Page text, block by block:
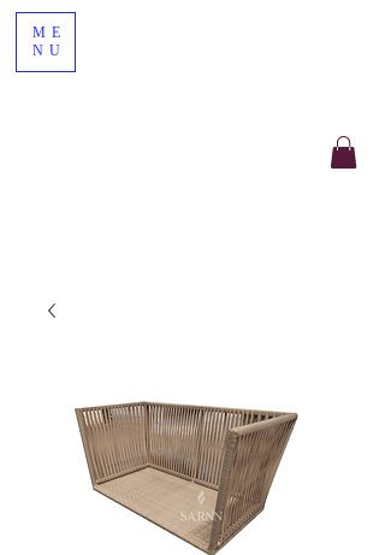
ME
NU